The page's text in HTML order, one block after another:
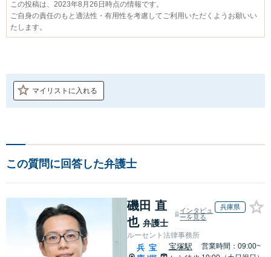
この投稿は、2023年8月26日時点の情報です。
ご自身の責任のもと適法性・有用性を考慮してご利用いただくようお願いい
たします。
マイリストに入れる
この質問に回答した弁護士
磯田 直
也 弁護士
インタビュ
ーを見る
兵庫県
ルーセント法律事務所
兵 宝
宝塚駅
営業時間：09:00~